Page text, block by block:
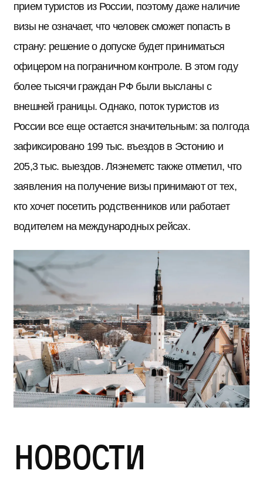
прием туристов из России, поэтому даже наличие
визы не означает, что человек сможет попасть в
страну: решение о допуске будет приниматься
офицером на пограничном контроле. В этом году
более тысячи граждан РФ были высланы с
внешней границы. Однако, поток туристов из
России все еще остается значительным: за полгода
зафиксировано 199 тыс. въездов в Эстонию и
205,3 тыс. выездов. Ляэнеметс также отметил, что
заявления на получение визы принимают от тех,
кто хочет посетить родственников или работает
водителем на международных рейсах.
Новости